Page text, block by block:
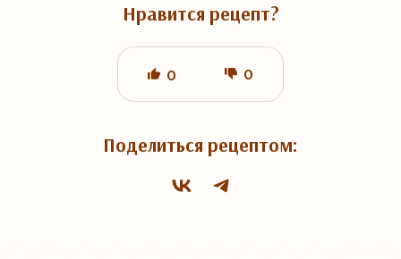
Нравится рецепт?
0 0
Поделиться рецептом: